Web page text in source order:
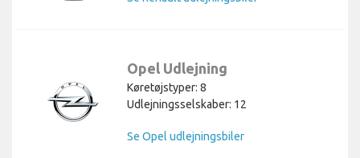
Opel Udlejning
Køretøjstyper: 8
Udlejningsselskaber: 12
Se Opel udlejningsbiler